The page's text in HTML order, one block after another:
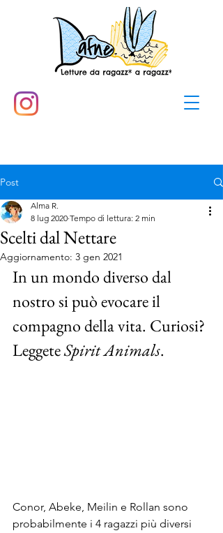
Post
Scelti dal Nettare
Alma R.
8 lug 2020 Tempo di lettura: 2 min
Aggiornamento: 3 gen 2021
In un mondo diverso dal
nostro si può evocare il
compagno della vita. Curiosi?
Leggete Spirit Animals.
Conor, Abeke, Meilin e Rollan sono
probabilmente i 4 ragazzi più diversi